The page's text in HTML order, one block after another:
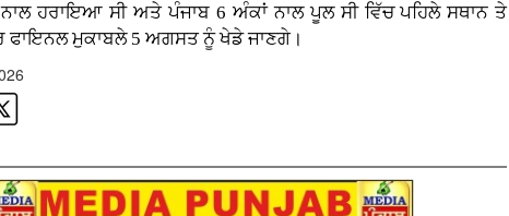
ਹਰਾਇਆ ਸੀ ਅਤੇ ਪੰਜਾਬ 6 ਅੰਕਾਂ ਨਾਲ ਪੂਲ ਸੀ ਵਿੱਚ ਪਹਿਲੇ ਸਥਾਨ ਤੇ
ਫਾਇਨਲ ਮੁਕਾਬਲੇ 5 ਅਗਸਤ ਨੂੰ ਖੇਡੇ ਜਾਣਗੇ।